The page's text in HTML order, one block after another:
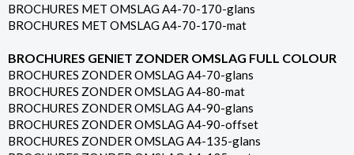
BROCHURES MET OMSLAG A4-70-170-glans
BROCHURES MET OMSLAG A4-70-170-mat
BROCHURES GENIET ZONDER OMSLAG FULL COLOUR
BROCHURES ZONDER OMSLAG A4-70-glans
BROCHURES ZONDER OMSLAG A4-80-mat
BROCHURES ZONDER OMSLAG A4-90-glans
BROCHURES ZONDER OMSLAG A4-90-offset
BROCHURES ZONDER OMSLAG A4-135-glans